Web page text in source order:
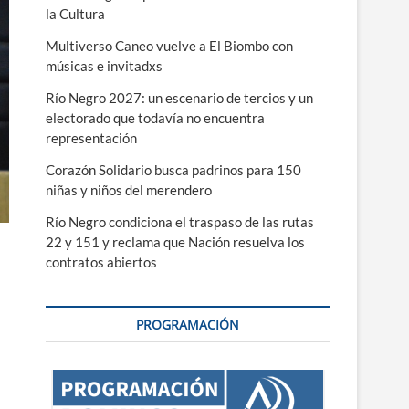
la Cultura
Multiverso Caneo vuelve a El Biombo con
músicas e invitadxs
Río Negro 2027: un escenario de tercios y un
electorado que todavía no encuentra
representación
Corazón Solidario busca padrinos para 150
niñas y niños del merendero
Río Negro condiciona el traspaso de las rutas
22 y 151 y reclama que Nación resuelva los
contratos abiertos
PROGRAMACIÓN